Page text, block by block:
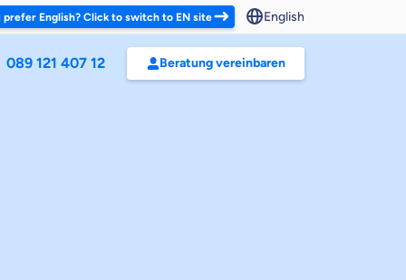
prefer English? Click to switch to EN site English
089 121 407 12 Beratung vereinbaren